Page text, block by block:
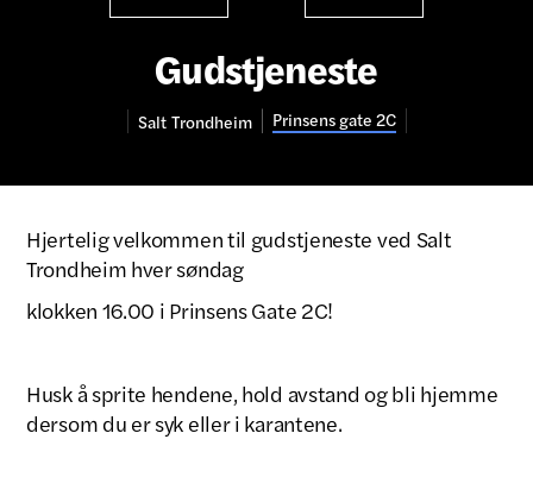
Gudstjeneste
Salt Trondheim Prinsens gate 2C
Hjertelig velkommen til gudstjeneste ved Salt
Trondheim hver søndag
klokken 16.00 i Prinsens Gate 2C!
Husk å sprite hendene, hold avstand og bli hjemme
dersom du er syk eller i karantene.